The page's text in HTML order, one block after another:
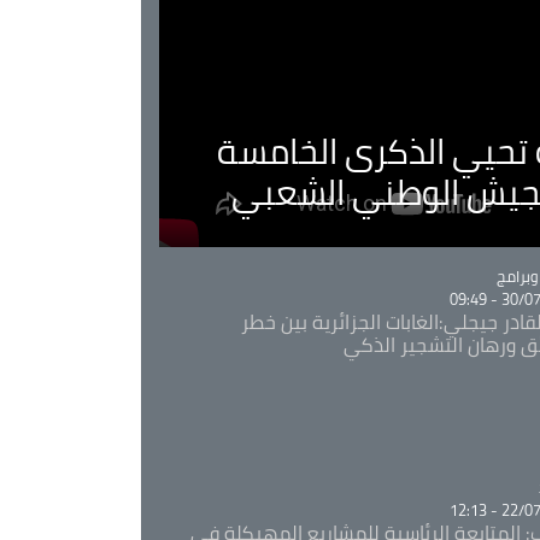
تحيي الذكرى الخامسة
الوطني الشعبي
30/07/
جيجلي:الغابات الجزائرية بين خطر
ورهان التشجير الذكي
22/07/
المتابعة الرئاسية للمشاريع المهيكلة في